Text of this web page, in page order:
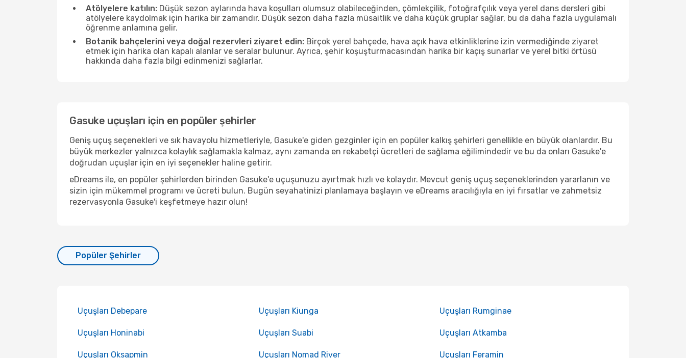
Atölyelere katılın: Düşük sezon aylarında hava koşulları olumsuz olabileceğinden, çömlekçilik, fotoğrafçılık veya yerel dans dersleri gibi
atölyelere kaydolmak için harika bir zamandır. Düşük sezon daha fazla müsaitlik ve daha küçük gruplar sağlar, bu da daha fazla uygulamalı
öğrenme anlamına gelir.
Botanik bahçelerini veya doğal rezervleri ziyaret edin: Birçok yerel bahçede, hava açık hava etkinliklerine izin vermediğinde ziyaret
etmek için harika olan kapalı alanlar ve seralar bulunur. Ayrıca, şehir koşuşturmacasından harika bir kaçış sunarlar ve yerel bitki örtüsü
hakkında daha fazla bilgi edinmenizi sağlarlar.
Gasuke uçuşları için en popüler şehirler
Geniş uçuş seçenekleri ve sık havayolu hizmetleriyle, Gasuke'e giden gezginler için en popüler kalkış şehirleri genellikle en büyük olanlardır. Bu
büyük merkezler yalnızca kolaylık sağlamakla kalmaz, aynı zamanda en rekabetçi ücretleri de sağlama eğilimindedir ve bu da onları Gasuke'e
doğrudan uçuşlar için en iyi seçenekler haline getirir.
eDreams ile, en popüler şehirlerden birinden Gasuke'e uçuşunuzu ayırtmak hızlı ve kolaydır. Mevcut geniş uçuş seçeneklerinden yararlanın ve
sizin için mükemmel programı ve ücreti bulun. Bugün seyahatinizi planlamaya başlayın ve eDreams aracılığıyla en iyi fırsatlar ve zahmetsiz
rezervasyonla Gasuke'i keşfetmeye hazır olun!
Popüler Şehirler
Uçuşları Debepare Uçuşları Kiunga Uçuşları Rumginae
Uçuşları Honinabi Uçuşları Suabi Uçuşları Atkamba
Uçuşları Oksapmin Uçuşları Nomad River Uçuşları Feramin